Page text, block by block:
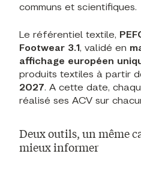
communs et scientifiques.
Le référentiel textile,
Footwear 3.1, validé en
affichage européen
produits textiles à partir
2027. A cette date,
réalisé ses ACV sur
Deux outils, un même
mieux informer